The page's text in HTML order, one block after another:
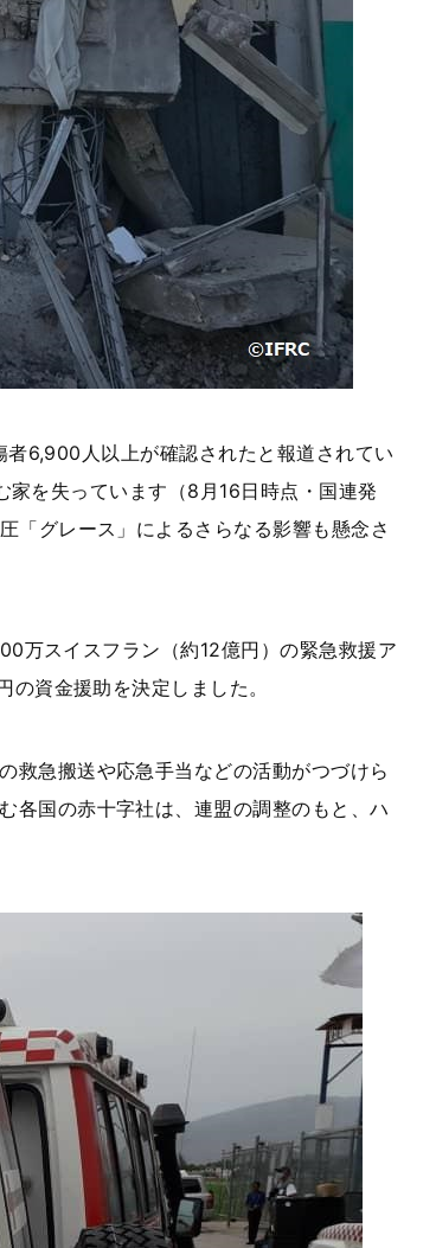
6,900人以上が確認されたと報道されてい
を失っています（8月16日時点・国連発
「グレース」によるさらなる影響も懸念さ
万スイスフラン（約12億円）の緊急救援ア
資金援助を決定しました。
救急搬送や応急手当などの活動がつづけら
各国の赤十字社は、連盟の調整のもと、ハ